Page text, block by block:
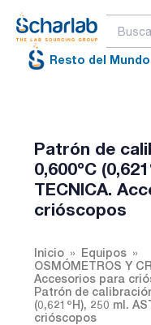
Resto del Mundo
Patrón de
0,600ºC
TECNICA.
crióscopos
Inicio
Equipos
OSMÓMETROS Y
Accesorios para
Patrón de
(0,621ºH), 250 ml.
crióscopos